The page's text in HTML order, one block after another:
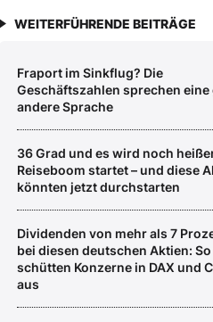
WEITERFÜHRENDE BEITRÄGE
Fraport im Sinkflug? Die
Geschäftszahlen sprechen eine
andere Sprache
36 Grad und es wird noch
Reiseboom startet – und diese
könnten jetzt durchstarten
Dividenden von mehr als 7
bei diesen deutschen Aktien:
schütten Konzerne in DAX und
aus